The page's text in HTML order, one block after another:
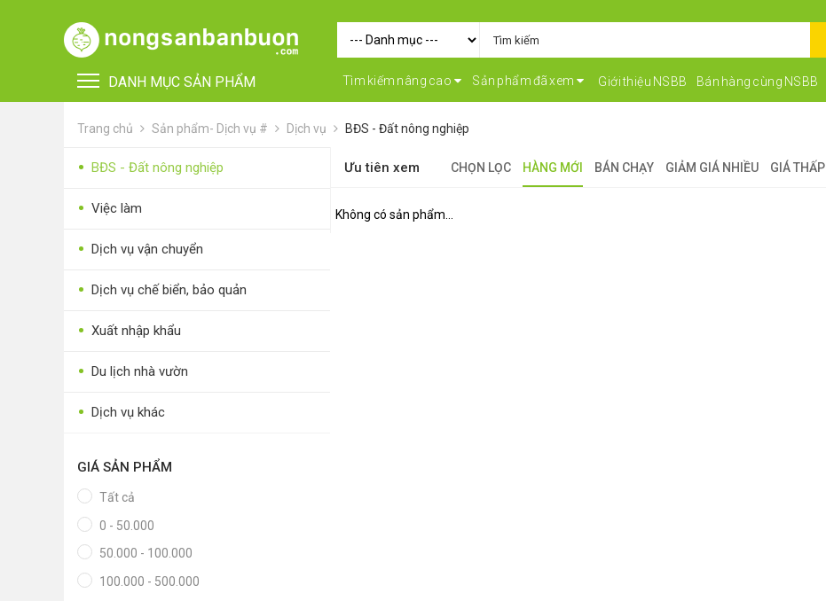
DANH MỤC SẢN PHẨM Tìm kiếm nâng cao Sản phẩm đã xem Giới thiệu NSBB Bán hàng cùng NSBB
Máy nông nghiệp
• Thiết bị-Phương tiện
• Thực phẩm tươi
• Chim - Cây - Cá - Chó
•
• Kỹ thuật - Công nghệ
• Nhà cửa - Đời sống
Trang chủ Sản phẩm- Dịch vụ # Dịch vụ BĐS - Đất nông nghiệp
• BĐS - Đất nông nghiệp
• Việc làm
• Dịch vụ vận chuyển
• Dịch vụ chế biển, bảo quản
• Xuất nhập khẩu
• Du lịch nhà vườn
• Dịch vụ khác
GIÁ SẢN PHẨM
Tất cả
0 - 50.000
50.000 - 100.000
100.000 - 500.000
Ưu tiên xem CHỌN LỌC HÀNG MỚI BÁN CHẠY GIẢM GIÁ NHIỀU GIÁ THẤP
Không có sản phẩm...